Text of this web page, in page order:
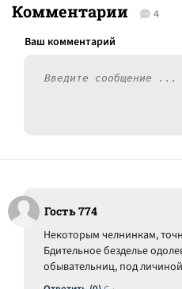
Комментарии 4
Гость 774
Некоторым челнинкам,
Бдительное безделье
обывательниц, под